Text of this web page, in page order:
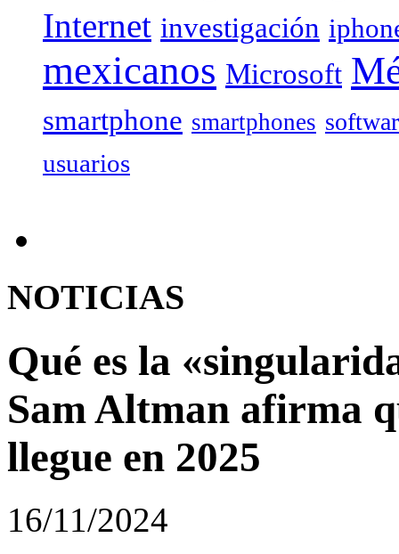
Internet investigación
mexicanos Microsoft
smartphone smartphones
usuarios
NOTICIAS
Qué es la
Sam Altman afirma
llegue en 2025
16/11/2024